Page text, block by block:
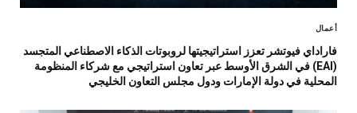
أعمال
فاراداي فيوتشر تعزز استراتيجيتها لروبوتات الذكاء الاصطناعي المتجسد
(EAI) في الشرق الأوسط عبر تعاون استراتيجي مع شركاء المنظومة
المحلية في دولة الإمارات ودول مجلس التعاون الخليجي